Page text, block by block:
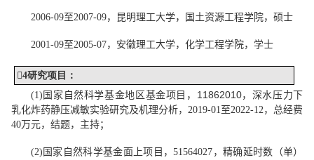
2006-09至2007-09，昆明理工大学，国土资源工程学院， 硕士
2001-09至2005-07，安徽理工大学，化学工程学院， 学士
4研究项目 ：
(1) 国家自然科学基金地区基金项目， 11862010， 深水压力下
乳化炸药静压减敏实验研究及机理分析， 2019-01 至2022-12 ，总经费
40万元， 结题 ，主持；
(2) 国家自然科学基金面上项目，51564027 ，精确延时数（单）